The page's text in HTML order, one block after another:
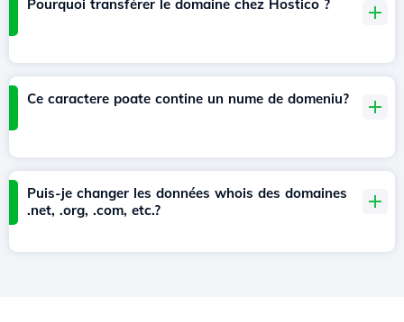
Pourquoi transférer le domaine chez Hostico ?
Ce caractere poate contine un nume de domeniu?
Puis-je changer les données whois des domaines
.net, .org, .com, etc.?